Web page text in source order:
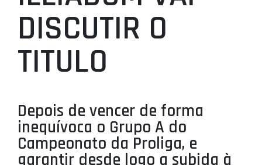
COMPETIÇÕES
ASSOCIAÇÕES
CLUBES
AGENTES
SELEÇÕES
MINIBASQUETE
ÁREA TÉCNICA
DISCUTIR O
TITULO
Depois de vencer de forma
inequívoca o Grupo A do
Campeonato da Proliga, e
garantir desde logo a subida à